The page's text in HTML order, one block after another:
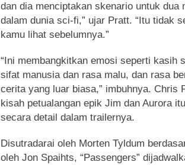
dan dia menciptakan skenario untuk dua
dalam dunia sci-fi,” ujar Pratt. “Itu tidak
kamu lihat sebelumnya.”
“Ini membangkitkan emosi seperti kasih
sifat manusia dan rasa malu, dan rasa
cerita yang luar biasa,” imbuhnya. Chris
kisah petualangan epik Jim dan Aurora
secara detail dalam trailernya.
Disutradarai oleh Morten Tyldum
oleh Jon Spaihts, “Passengers”